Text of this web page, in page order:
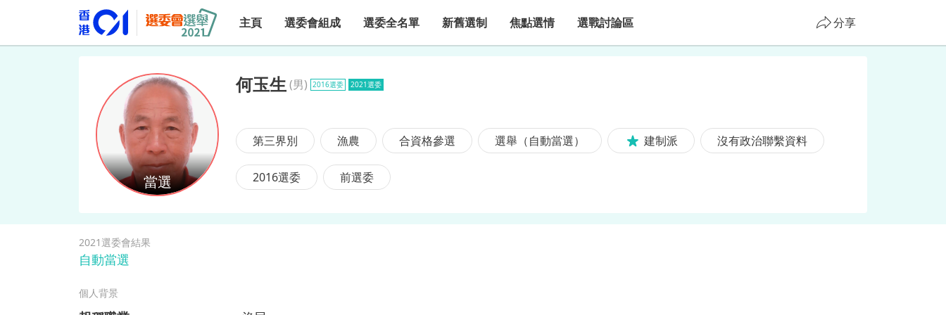
主頁 選委會組成 選委全名單 新舊選制 焦點選情 選戰討論區 分享
何玉生
何玉生(男) 2016選委 2021選委
第三界別 漁農 合資格參選 選舉（自動當選） 建制派 沒有政治聯繫資料
2016選委 前選委
2021選委會結果
自動當選
個人背景